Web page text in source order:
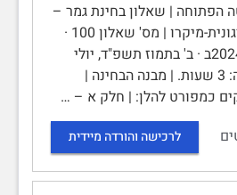
הפתוחה | שאלון בחינת גמר –
10430 התנהגות ארגונית-מיקרו | מס' שאלון 100 ·
מועד 84 · סמסטר 2024ב · ב' בתמוז תשפ"ד, יולי
2024 · משך הבחינה: 3 שעות. | מבנה הבחינה |
כמפורט להלן: | חלק א – …
לרכישה והורדה מיידית